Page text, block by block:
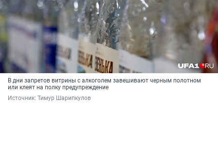
В дни запретов витрины с алкоголем завешивают черным полотном
или клеят на полку предупреждение
Источник: Тимур Шарипкулов